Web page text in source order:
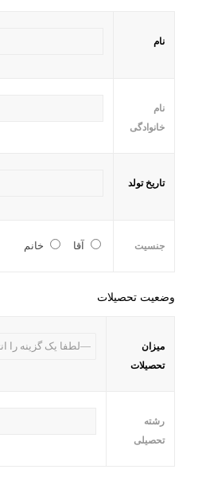
نام
نام
خانوادگی
تاریخ تولد
جنسیت آقا خانم
وضعیت تحصیلات
میزان
تحصیلات
رشته
تحصیلی